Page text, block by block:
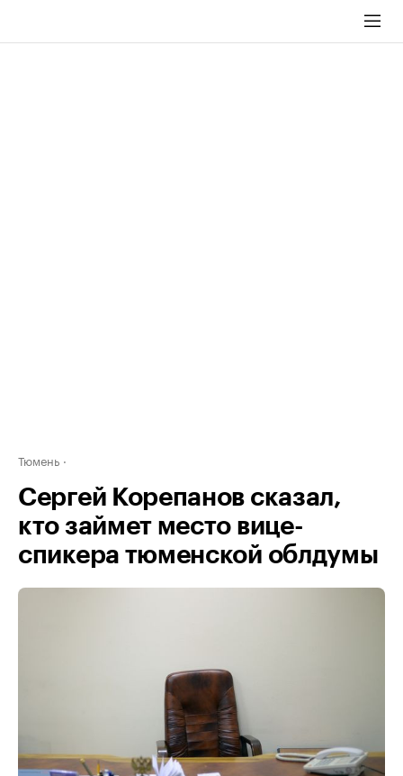
Тюмень
Сергей Корепанов сказал,
кто займет место вице-
спикера тюменской облдумы